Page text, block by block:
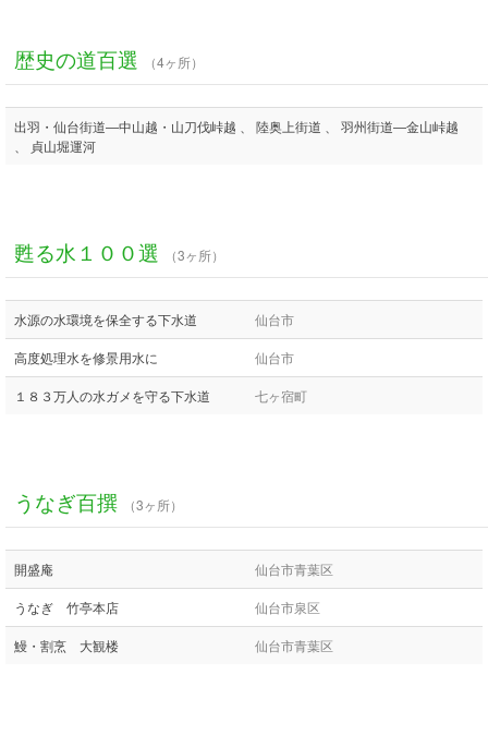
歴史の道百選 （4ヶ所）
出羽・仙台街道―中山越・山刀伐峠越 、 陸奥上街道 、 羽州街道―金山峠越
、 貞山堀運河
甦る水１００選 （3ヶ所）
水源の水環境を保全する下水道 仙台市
高度処理水を修景用水に 仙台市
１８３万人の水ガメを守る下水道 七ヶ宿町
うなぎ百撰 （3ヶ所）
開盛庵 仙台市青葉区
うなぎ 竹亭本店 仙台市泉区
鰻・割烹 大観楼 仙台市青葉区